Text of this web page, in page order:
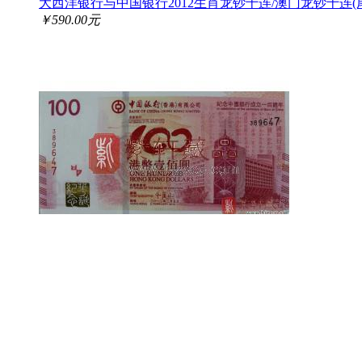
大西洋银行与中国银行2012生肖龙钞十连/澳门龙钞十连(
￥590.00元